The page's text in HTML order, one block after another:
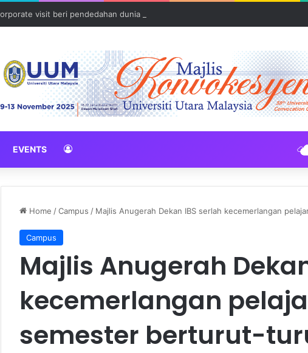
visit beri pendedahan dunia korporat kepada PELAJAR UUM
EVENTS
Home /Campus / Majlis Anugerah Dekan IBS serlah kecemerlangan
Campus
Majlis Anugerah
kecemerlangan
semester berturut-